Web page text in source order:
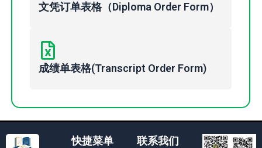
文凭订单表格（Diploma Order Form）
成绩单表格(Transcript Order Form)
快捷菜单 联系我们